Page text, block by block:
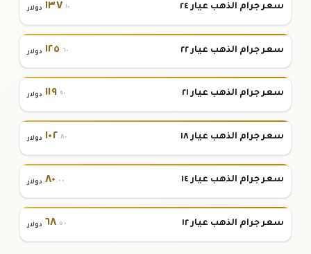
سعر جرام الذهب عيار ٢٤ ١٣٧.١٠ دولار
سعر جرام الذهب عيار ٢٢ ١٢٥.٦٠ دولار
سعر جرام الذهب عيار ٢١ ١١٩.٩٠ دولار
سعر جرام الذهب عيار ١٨ ١٠٢.٨٠ دولار
سعر جرام الذهب عيار ١٤ ٨٠ .٠٠ دولار
سعر جرام الذهب عيار ١٢ ٦٨.٥٠ دولار